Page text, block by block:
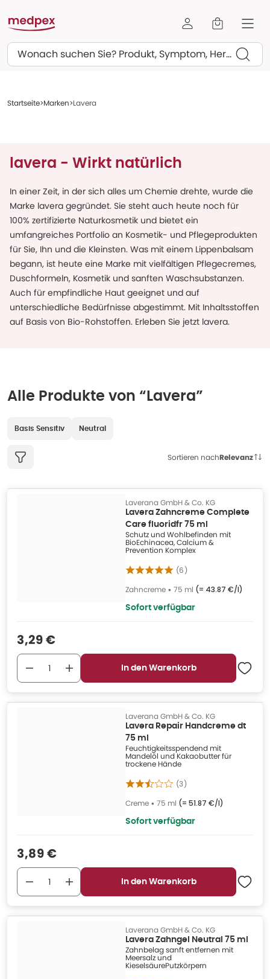
Suchen
Startseite Marken Lavera
lavera - Wirkt natürlich
In einer Zeit, in der sich alles um Chemie drehte, wurde die
Marke lavera gegründet. Sie steht auch heute noch für
100% zertifizierte Naturkosmetik und bietet ein
umfangreiches Portfolio an Kosmetik- und Pflegeprodukten
für Sie, Ihn und die Kleinsten. Was mit einem Lippenbalsam
begann, ist heute eine Marke mit vielfältigen Pflegecremes,
Duschformeln, Kosmetik und sanften Waschsubstanzen.
Auch für empfindliche Haut geeignet und auf
unterschiedliche Bedürfnisse abgestimmt. Mit Inhaltsstoffen
auf Basis von Bio-Rohstoffen. Erleben Sie jetzt lavera.
Alle Produkte von “Lavera”
Basis Sensitiv Neutral
Sortieren nachRelevanz
Laverana GmbH & Co. KG
Lavera Zahncreme Complete
Care fluoridfr 75 ml
Schutz und Wohlbefinden mit
BioEchinacea, Calcium &
Prevention Komplex
(6)
Zahncreme • 75 ml (= 43.87 €/l)
Sofort verfügbar
Verkaufspreis
3,29 €
In den Warenkorb
Laverana GmbH & Co. KG
Lavera Repair Handcreme dt
75 ml
Feuchtigkeitsspendend mit
Mandelöl und Kakaobutter für
trockene Hände
(3)
Creme • 75 ml (= 51.87 €/l)
Sofort verfügbar
Verkaufspreis
3,89 €
In den Warenkorb
Laverana GmbH & Co. KG
Lavera Zahngel Neutral 75 ml
Zahnbelag sanft entfernen mit
Meersalz und
KieselsäurePutzkörpern